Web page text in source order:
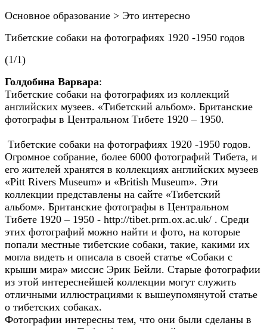
Основное образование > Это интересно
Тибетские собаки на фотографиях 1920 -1950 годов
(1/1)
Голдобина Варвара:
Тибетские собаки на фотографиях из коллекций
английских музеев. «Тибетский альбом». Британские
фотографы в Центральном Тибете 1920 – 1950.
Тибетские собаки на фотографиях 1920 -1950 годов.
Огромное собрание, более 6000 фотографий Тибета, и
его жителей хранятся в коллекциях английских музеев
«Pitt Rivers Museum» и «British Museum». Эти
коллекции представлены на сайте «Тибетский
альбом». Британские фотографы в Центральном
Тибете 1920 – 1950 - http://tibet.prm.ox.ac.uk/ . Среди
этих фотографий можно найти и фото, на которые
попали местные тибетские собаки, такие, какими их
могла видеть и описала в своей статье «Собаки с
крыши мира» миссис Эрик Бейли. Старые фотографии
из этой интереснейшей коллекции могут служить
отличными иллюстрациями к вышеупомянутой статье
о тибетских собаках.
Фотографии интересны тем, что они были сделаны в